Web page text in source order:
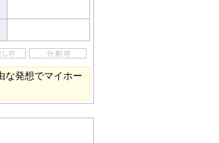
な発想でマイホー